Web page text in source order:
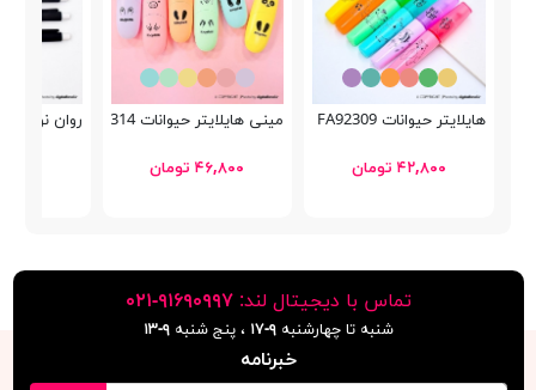
هایلایتر حیوانات Schoolfans FA92309
۴۲,۸۰۰ تومان
مینی هایلایتر حیوانات Schoolfans FA92314
۴۶,۸۰۰ تومان
روان نویس Smart Prince ClickWrite A
تماس با دیجیتال لند:٩١۶٩٠٩٩٧-٠٢١
شنبه تا چهارشنبه۹-۱۷ ، پنج شنبه۹-١٣
خبرنامه